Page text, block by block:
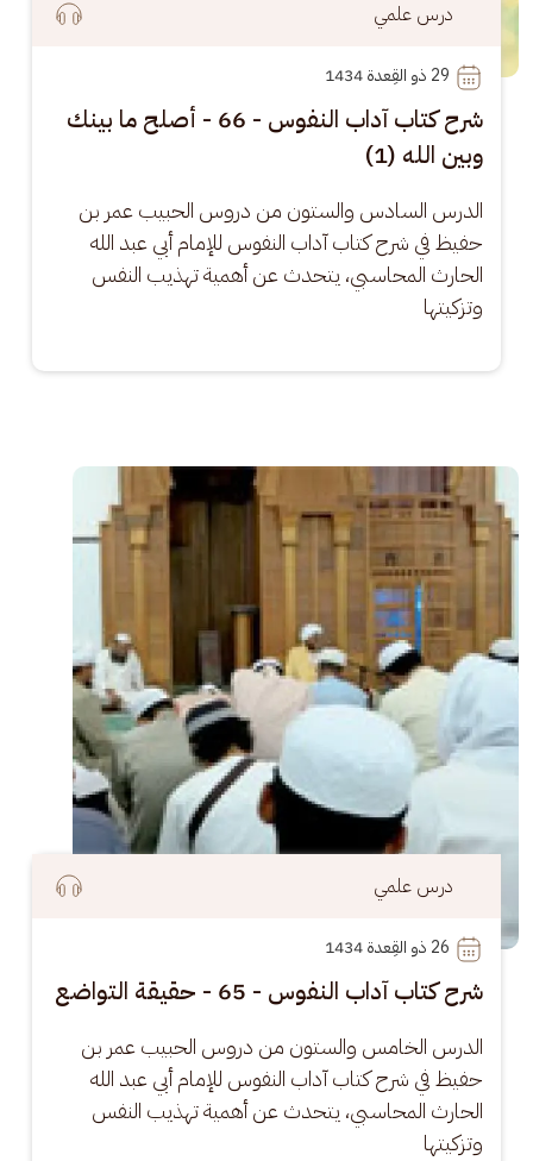
درس علمي
29
شرح كتاب آداب النفوس - 66 - أصلح ما بينك
وبين الله (1)
الدرس السادس والستون من دروس الحبيب عمر بن
حفيظ في شرح كتاب آداب النفوس للإمام أبي عبد الله
الحارث المحاسبي، يتحدث عن أهمية تهذيب النفس
وتزكيتها
الصورة
درس علمي
26
شرح كتاب آداب النفوس - 65 - حقيقة التواضع
الدرس الخامس والستون من دروس الحبيب عمر بن
حفيظ في شرح كتاب آداب النفوس للإمام أبي عبد الله
الحارث المحاسبي، يتحدث عن أهمية تهذيب النفس
وتزكيتها